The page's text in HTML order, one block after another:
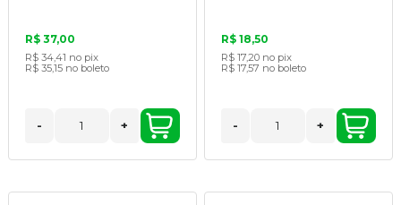
R$ 37,00
R$ 34,41 no pix
R$ 35,15 no boleto
- +
R$ 18,50
R$ 17,20 no pix
R$ 17,57 no boleto
- +